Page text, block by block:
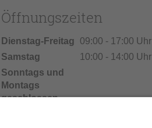
Öffnungszeiten
Dienstag-Freitag
09:00 - 17:00 Uhr
Samstag
10:00 - 14:00 Uhr
Sonntags und
Montags
geschlossen